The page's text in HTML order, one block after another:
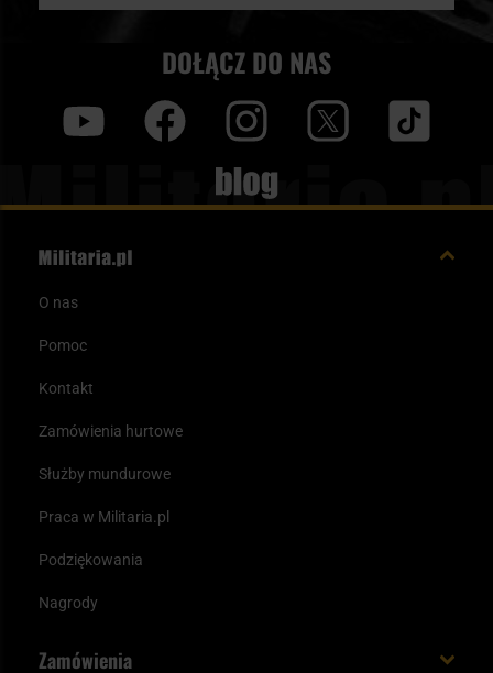
DOŁĄCZ DO NAS
Blog
O nas
Pomoc
Kontakt
Zamówienia hurtowe
Służby mundurowe
Praca w Militaria.pl
Podziękowania
Nagrody
Zamówienia